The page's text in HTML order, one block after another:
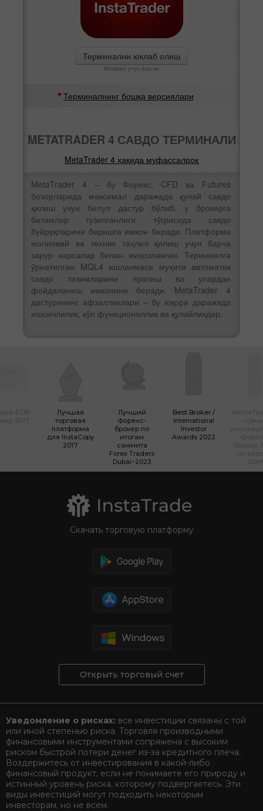
Терминални юклаб олиш
Windows учун версия
Терминалнинг бошқа версиялари
METATRADER 4 САВДО ТЕРМИНАЛИ
MetaTrader 4 ҳақида муфассалроқ
MetaTrader 4 – бу Форекс, CFD ва Futures
бозорларида максимал даражада қулай савдо
қилиш учун бепул дастур бўлиб, у брокерга
битимлар тузилганлиги тўғрисида савдо
буйруқларини беришга имкон беради. Платформа
молиявий ва техник таҳлил қилиш учун барча
зарур нарсалар билан жиҳозланган. Терминалга
ўрнатилган MQL4 ишланмаси муҳити автоматик
савдо тизимларини яратиш ва улардан
фойдаланиш имконини беради. MetaTrader 4
дастурининг афзалликлари – бу юқори даражада
ишончлилик, кўп функционаллик ва қулайликдир.
Лучшая
торговая
платформа
для InstaCopy
2017
Лучший
Форекс-
брокер по
итогам
саммита
Forex Traders
Dubai–2023
Best Broker /
International
Investor
Awards 2022
Скачать торговую платформу
Открыть торговый счет
Уведомление о рисках: все инвестиции связаны с той
или иной степенью риска. Торговля производными
финансовыми инструментами сопряжена с высоким
риском быстрой потери денег из-за кредитного плеча.
Воздержитесь от инвестирования в какой-либо
финансовый продукт, если не понимаете его природу и
истинный уровень риска, которому подвергаетесь. Эти
виды инвестиций могут подходить некоторым
инвесторам, но не всем.